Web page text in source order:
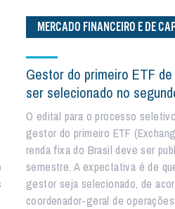
MERCADO FINANCEIRO E DE
Gestor do primeiro ETF
ser selecionado no
O edital para o processo
gestor do primeiro ETF
renda fixa do Brasil deve ser
semestre. A expectativa é de
gestor seja selecionado, de
coordenador-geral de